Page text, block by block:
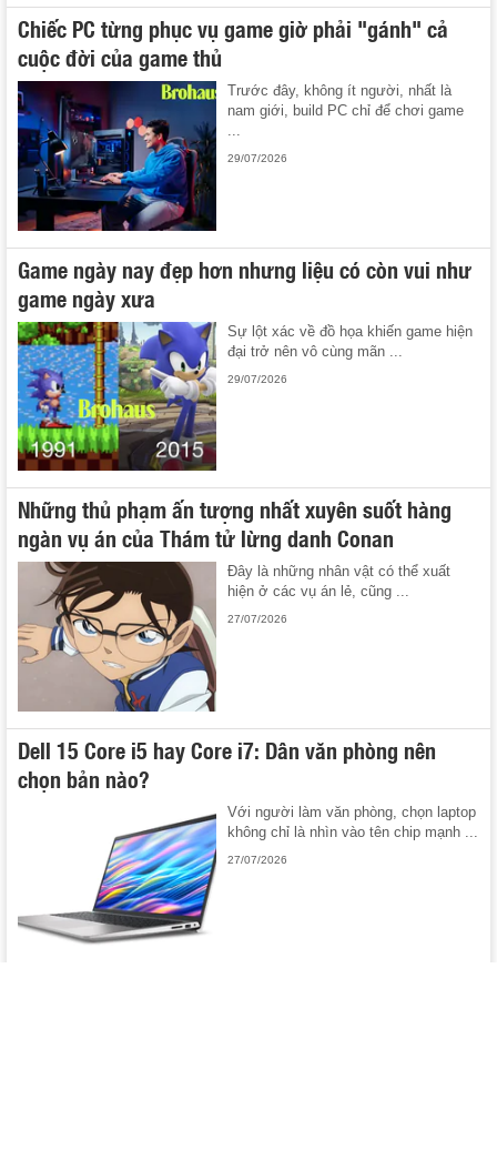
Chiếc PC từng phục vụ game giờ phải "gánh" cả
cuộc đời của game thủ
Trước đây, không ít người, nhất là
nam giới, build PC chỉ để chơi game
...
29/07/2026
Game ngày nay đẹp hơn nhưng liệu có còn vui như
game ngày xưa
Sự lột xác về đồ họa khiến game hiện
đại trở nên vô cùng mãn ...
29/07/2026
Những thủ phạm ấn tượng nhất xuyên suốt hàng
ngàn vụ án của Thám tử lừng danh Conan
Đây là những nhân vật có thể xuất
hiện ở các vụ án lẻ, cũng ...
27/07/2026
Dell 15 Core i5 hay Core i7: Dân văn phòng nên
chọn bản nào?
Với người làm văn phòng, chọn laptop
không chỉ là nhìn vào tên chip mạnh ...
27/07/2026